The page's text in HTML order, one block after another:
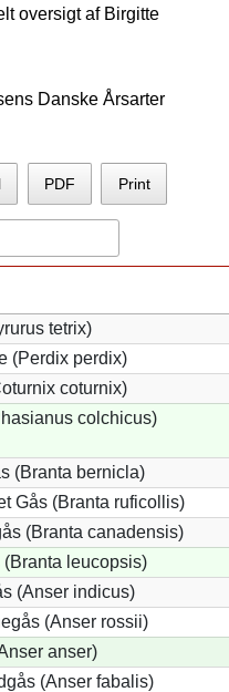
oversigt af Birgitte
Danske Årsarter
PDF Print
tetrix)
(Perdix perdix)
coturnix)
colchicus)
(Branta bernicla)
Gås (Branta ruficollis)
(Branta canadensis)
(Branta leucopsis)
(Anser indicus)
(Anser rossii)
anser)
(Anser fabalis)